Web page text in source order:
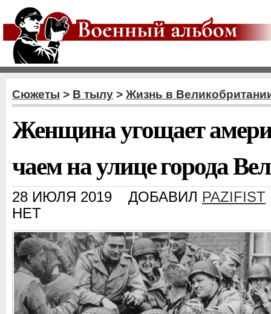
Сюжеты > В тылу > Жизнь в
Женщина угощает
чаем на улице города
28 ИЮЛЯ 2019 ДОБАВИЛ PAZIFIST
НЕТ